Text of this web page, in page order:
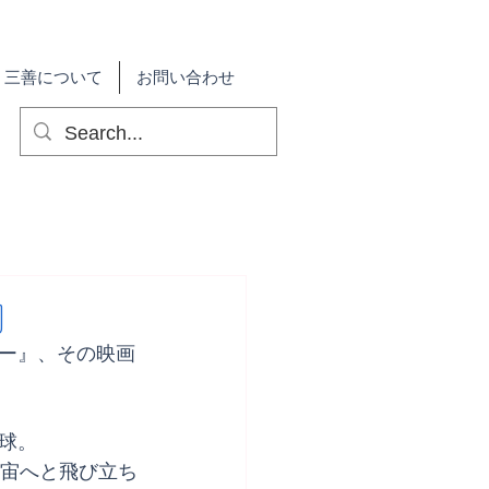
三善について お問い合わせ
』、その映画
。
へと飛び立ち